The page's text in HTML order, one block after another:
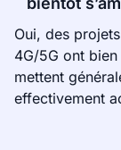
Oui, des
4G/5G ont
mettent
effectivement